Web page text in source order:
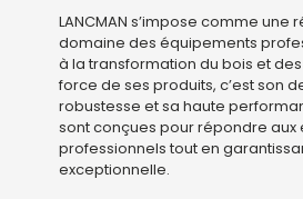
LANCMAN s’impose comme une
domaine des équipements
à la transformation du bois et des
force de ses produits, c’est son
robustesse et sa haute
sont conçues pour répondre aux
professionnels tout en
exceptionnelle.